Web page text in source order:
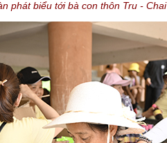
phát biểu tới bà con thôn Tru - Chai